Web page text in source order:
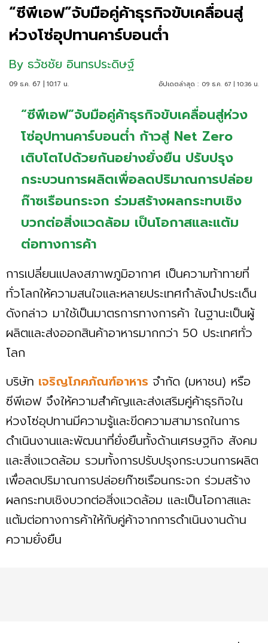
“ซีพีเอฟ”จับมือคู่ค้าธุรกิจขับเคลื่อนสู่
ห่วงโซ่อุปทานคาร์บอนต่ำ
By ธวัชชัย อินทรประดิษฐ์
09 ธ.ค. 67 | 10:17 น. อัปเดตล่าสุด : 09 ธ.ค. 67 | 10:36 น.
“ซีพีเอฟ”จับมือคู่ค้าธุรกิจขับเคลื่อนสู่ห่วง
โซ่อุปทานคาร์บอนต่ำ ก้าวสู่ Net Zero
เติบโตไปด้วยกันอย่างยั่งยืน ปรับปรุง
กระบวนการผลิตเพื่อลดปริมาณการปล่อย
ก๊าซเรือนกระจก ร่วมสร้างผลกระทบเชิง
บวกต่อสิ่งแวดล้อม เป็นโอกาสและแต้ม
ต่อทางการค้า
การเปลี่ยนแปลงสภาพภูมิอากาศ เป็นความท้าทายที่
ทั่วโลกให้ความสนใจและหลายประเทศกำลังนำประเด็น
ดังกล่าว มาใช้เป็นมาตรการทางการค้า ในฐานะเป็นผู้
ผลิตและส่งออกสินค้าอาหารมากกว่า 50 ประเทศทั่ว
โลก
บริษัท เจริญโภคภัณฑ์อาหาร จำกัด (มหาชน) หรือ
ซีพีเอฟ จึงให้ความสำคัญและส่งเสริมคู่ค้าธุรกิจใน
ห่วงโซ่อุปทานมีความรู้และขีดความสามารถในการ
ดำเนินงานและพัฒนาที่ยั่งยืนทั้งด้านเศรษฐกิจ สังคม
และสิ่งแวดล้อม รวมทั้งการปรับปรุงกระบวนการผลิต
เพื่อลดปริมาณการปล่อยก๊าซเรือนกระจก ร่วมสร้าง
ผลกระทบเชิงบวกต่อสิ่งแวดล้อม และเป็นโอกาสและ
แต้มต่อทางการค้าให้กับคู่ค้าจากการดำเนินงานด้าน
ความยั่งยืน